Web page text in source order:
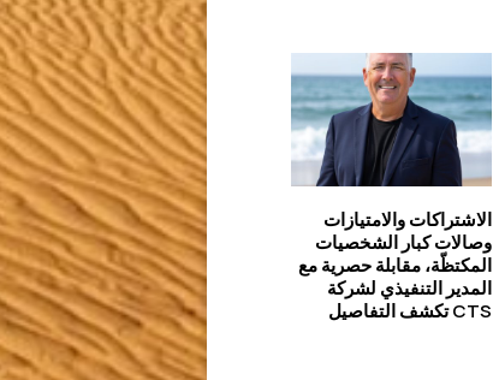
الاشتراكات والامتيازات
وصالات كبار الشخصيات
المكتظّة، مقابلة حصرية مع
المدير التنفيذي لشركة
CTS تكشف التفاصيل